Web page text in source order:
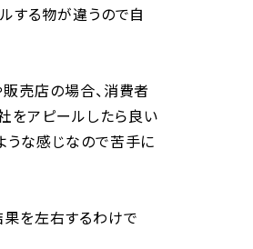
する物が違うので自
販売店の場合、消費者
をアピールしたら良い
うな感じなので苦手に
を左右するわけで